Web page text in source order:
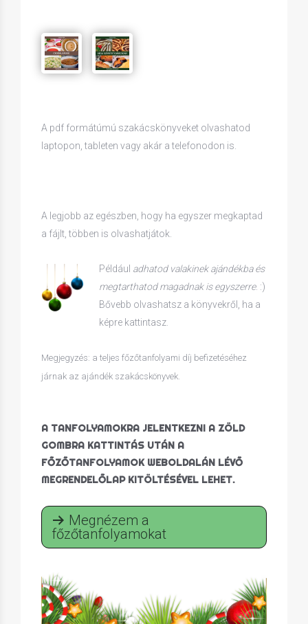
A pdf formátúmú szakácskönyveket olvashatod
laptopon, tableten vagy akár a telefonodon is.
A legjobb az egészben, hogy ha egyszer megkaptad
a fájlt, többen is olvashatjátok.
Például adhatod valakinek ajándékba és
megtarthatod magadnak is egyszerre. :)
Bővebb olvashatsz a könyvekről, ha a
képre kattintasz.
Megjegyzés: a teljes főzőtanfolyami díj befizetéséhez
járnak az ajándék szakácskönyvek.
A TANFOLYAMOKRA JELENTKEZNI A ZÖLD
GOMBRA KATTINTÁS UTÁN A
FŐZŐTANFOLYAMOK WEBOLDALÁN LÉVŐ
MEGRENDELŐLAP KITÖLTÉSÉVEL LEHET.
Megnézem a
főzőtanfolyamokat